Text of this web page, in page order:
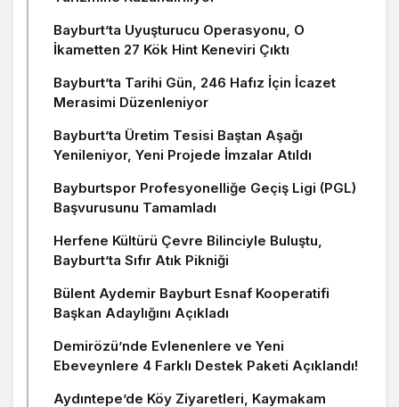
Bayburt’ta Uyuşturucu Operasyonu, O
İkametten 27 Kök Hint Keneviri Çıktı
Bayburt’ta Tarihi Gün, 246 Hafız İçin İcazet
Merasimi Düzenleniyor
Bayburt’ta Üretim Tesisi Baştan Aşağı
Yenileniyor, Yeni Projede İmzalar Atıldı
Bayburtspor Profesyonelliğe Geçiş Ligi (PGL)
Başvurusunu Tamamladı
Herfene Kültürü Çevre Bilinciyle Buluştu,
Bayburt’ta Sıfır Atık Pikniği
Bülent Aydemir Bayburt Esnaf Kooperatifi
Başkan Adaylığını Açıkladı
Demirözü’nde Evlenenlere ve Yeni
Ebeveynlere 4 Farklı Destek Paketi Açıklandı!
Aydıntepe’de Köy Ziyaretleri, Kaymakam